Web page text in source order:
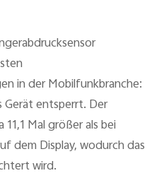
in der Mobilfunkbranche:
Gerät entsperrt. Der
Mal größer als bei
dem Display, wodurch das
wird.